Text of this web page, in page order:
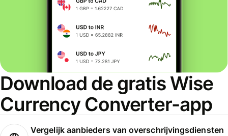
Download de gratis Wise
Currency Converter-app
Vergelijk aanbieders van overschrijvingsdiensten